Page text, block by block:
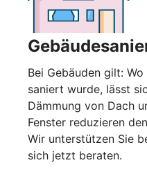
Bei Gebäuden gilt:
saniert wurde, lässt
Dämmung von Dach
Fenster reduzieren
Wir unterstützen Sie
sich jetzt beraten.